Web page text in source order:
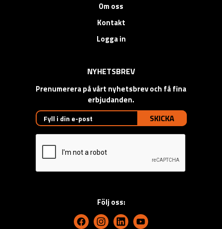
Om oss
Kontakt
Logga in
NYHETSBREV
Prenumerera på vårt nyhetsbrev och få fina
erbjudanden.
SKICKA
Följ oss: